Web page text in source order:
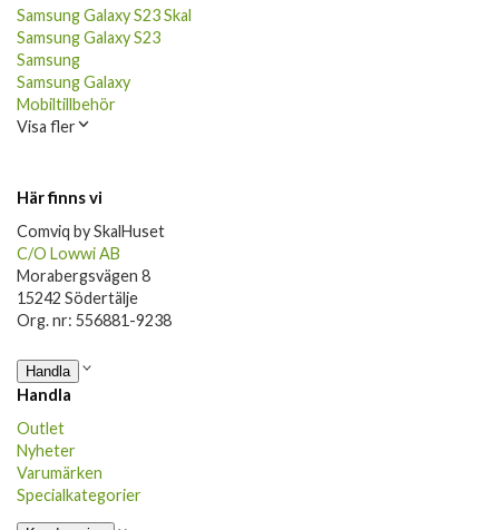
Samsung Galaxy S23 Skal
Samsung Galaxy S23
Samsung
Samsung Galaxy
Mobiltillbehör
Visa fler
Här finns vi
Comviq by SkalHuset
C/O Lowwi AB
Morabergsvägen 8
15242 Södertälje
Org. nr: 556881-9238
Handla
Handla
Outlet
Nyheter
Varumärken
Specialkategorier